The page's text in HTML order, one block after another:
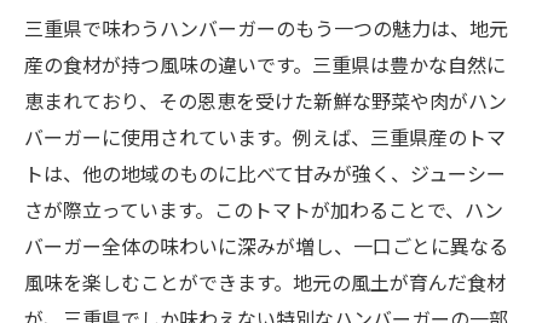
三重県で味わうハンバーガーのもう一つの魅力は、地元
産の食材が持つ風味の違いです。三重県は豊かな自然に
恵まれており、その恩恵を受けた新鮮な野菜や肉がハン
バーガーに使用されています。例えば、三重県産のトマ
トは、他の地域のものに比べて甘みが強く、ジューシー
さが際立っています。このトマトが加わることで、ハン
バーガー全体の味わいに深みが増し、一口ごとに異なる
風味を楽しむことができます。地元の風土が育んだ食材